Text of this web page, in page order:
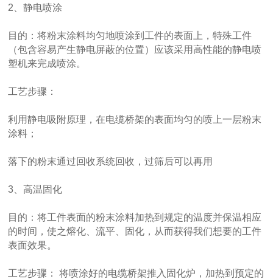
2、静电喷涂
目的：将粉末涂料均匀地喷涂到工件的表面上，特殊工件
（包含容易产生静电屏蔽的位置）应该采用高性能的静电喷
塑机来完成喷涂。
工艺步骤：
利用静电吸附原理，在电缆桥架的表面均匀的喷上一层粉末
涂料；
落下的粉末通过回收系统回收，过筛后可以再用
3、高温固化
目的：将工件表面的粉末涂料加热到规定的温度并保温相应
的时间，使之熔化、流平、固化，从而获得我们想要的工件
表面效果。
工艺步骤： 将喷涂好的电缆桥架推入固化炉，加热到预定的